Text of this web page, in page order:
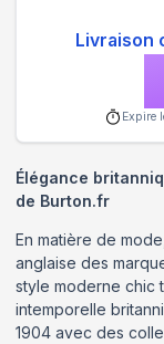
Livraison
Expire
Élégance
de Burton.fr
En matière de
anglaise des
style moderne chic
intemporelle
1904 avec des